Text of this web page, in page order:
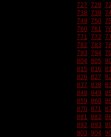
727 728
738 739
749 750
760 761
771 772
782 783
793 794
804 805
815 816
826 827
837 838
848 849
859 860
870 871
881 882
892 893
903 904